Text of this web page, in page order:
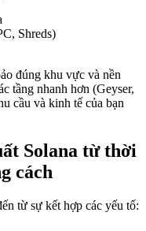
Shreds)
đúng khu vực và nền
tầng nhanh hơn (Geyser,
cầu và kinh tế của bạn
Solana từ thời
cách
từ sự kết hợp các yếu tố: